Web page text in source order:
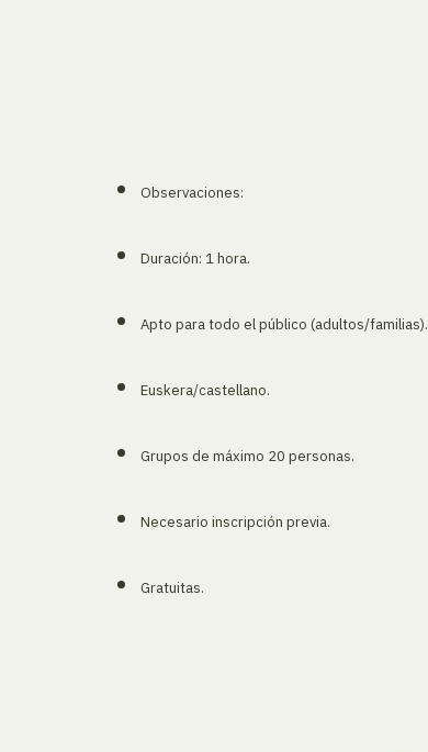
Observaciones:
Duración: 1 hora.
Apto para todo el público (adultos/familias).
Euskera/castellano.
Grupos de máximo 20 personas.
Necesario inscripción previa.
Gratuitas.